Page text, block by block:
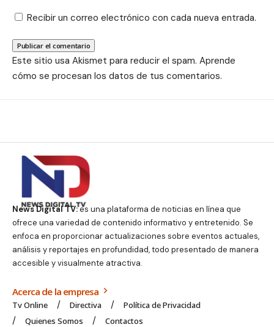
Recibir un correo electrónico con cada nueva entrada.
Este sitio usa Akismet para reducir el spam. Aprende
cómo se procesan los datos de tus comentarios.
News Digital TV:es una plataforma de noticias en línea que
ofrece una variedad de contenido informativo y entretenido. Se
enfoca en proporcionar actualizaciones sobre eventos actuales,
análisis y reportajes en profundidad, todo presentado de manera
accesible y visualmente atractiva.
Acerca de la empresa
Tv Online Directiva
Política de Privacidad
Quienes Somos
Contactos